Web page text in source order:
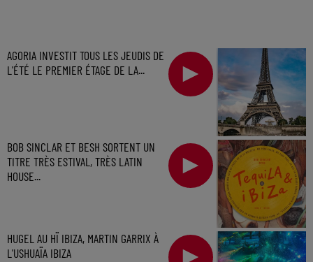
AGORIA INVESTIT TOUS LES JEUDIS DE
L'ÉTÉ LE PREMIER ÉTAGE DE LA...
BOB SINCLAR ET BESH SORTENT UN
TITRE TRÈS ESTIVAL, TRÈS LATIN
HOUSE...
HUGEL AU HÏ IBIZA, MARTIN GARRIX À
L'USHUAÏA IBIZA